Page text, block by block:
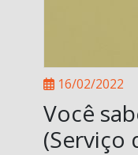
16/02/2022
Você
(Serviço